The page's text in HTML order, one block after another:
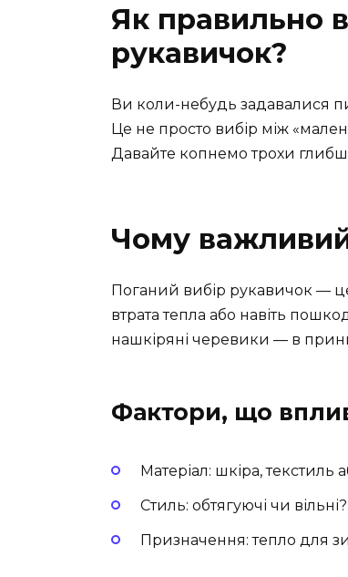
Як правильно
рукавичок?
Ви коли-небудь задавалися
Це не просто вибір між
Давайте копнемо трохи
Чому
Поганий вибір рукавичок —
втрата тепла або навіть
нашкіряні черевики — в
Фактори, що
Матеріал: шкіра, текстиль
Стиль: обтягуючі чи
Призначення: тепло для